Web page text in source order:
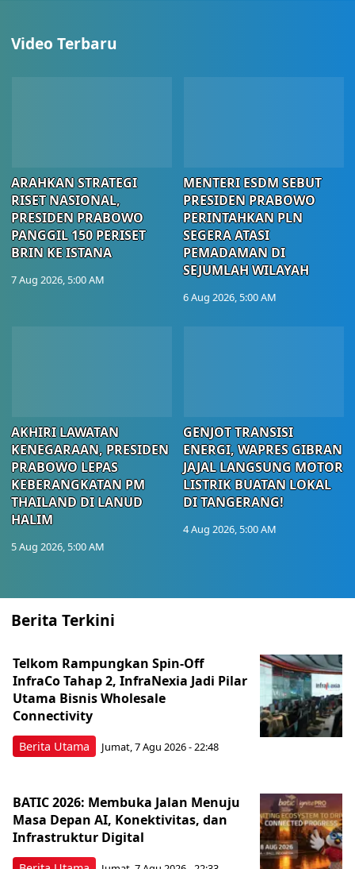
Video Terbaru
ARAHKAN STRATEGI
RISET NASIONAL,
PRESIDEN PRABOWO
PANGGIL 150 PERISET
BRIN KE ISTANA
7 Aug 2026, 5:00 AM
MENTERI ESDM SEBUT
PRESIDEN PRABOWO
PERINTAHKAN PLN
SEGERA ATASI
PEMADAMAN DI
SEJUMLAH WILAYAH
6 Aug 2026, 5:00 AM
AKHIRI LAWATAN
KENEGARAAN, PRESIDEN
PRABOWO LEPAS
KEBERANGKATAN PM
THAILAND DI LANUD
HALIM
5 Aug 2026, 5:00 AM
GENJOT TRANSISI
ENERGI, WAPRES GIBRAN
JAJAL LANGSUNG MOTOR
LISTRIK BUATAN LOKAL
DI TANGERANG!
4 Aug 2026, 5:00 AM
Berita Terkini
Berita Utama
Telkom Rampungkan Spin-Off
InfraCo Tahap 2, InfraNexia Jadi Pilar
Utama Bisnis Wholesale
Connectivity
Jumat, 7 Agu 2026 - 22:48
BATIC 2026: Membuka Jalan Menuju
Masa Depan AI, Konektivitas, dan
Infrastruktur Digital